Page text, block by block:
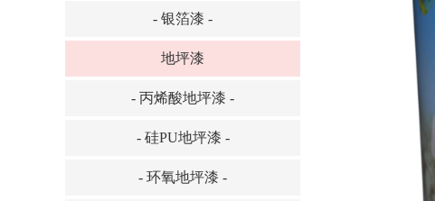
- 银箔漆 -
地坪漆
- 丙烯酸地坪漆 -
- 硅PU地坪漆 -
- 环氧地坪漆 -